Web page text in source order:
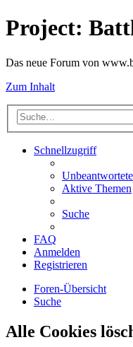
Project:
Das neue Forum von
Zum Inhalt
Schnellzugriff
Aktive Themen
Suche
FAQ
Anmelden
Registrieren
Foren-Übersicht
Suche
Alle Cookies